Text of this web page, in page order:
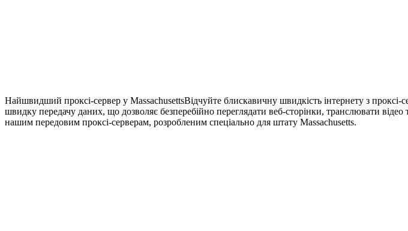
Найшвидший проксі-сервер у MassachusettsВідчуйте блискавичну швидкість інтернету з
швидку передачу даних, що дозволяє безперебійно переглядати веб-сторінки, транслювати
нашим передовим проксі-серверам, розробленим спеціально для штату Massachusetts.